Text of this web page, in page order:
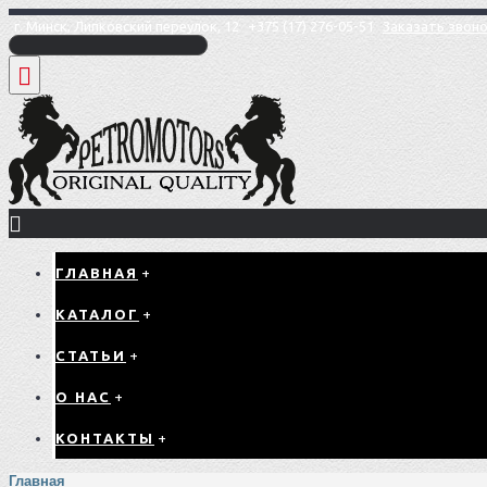
г. Минск, Липковский переулок, 12 +375 (17) 276-05-51 Заказать
ГЛАВНАЯ +
КАТАЛОГ +
СТАТЬИ +
О НАС +
КОНТАКТЫ +
Главная